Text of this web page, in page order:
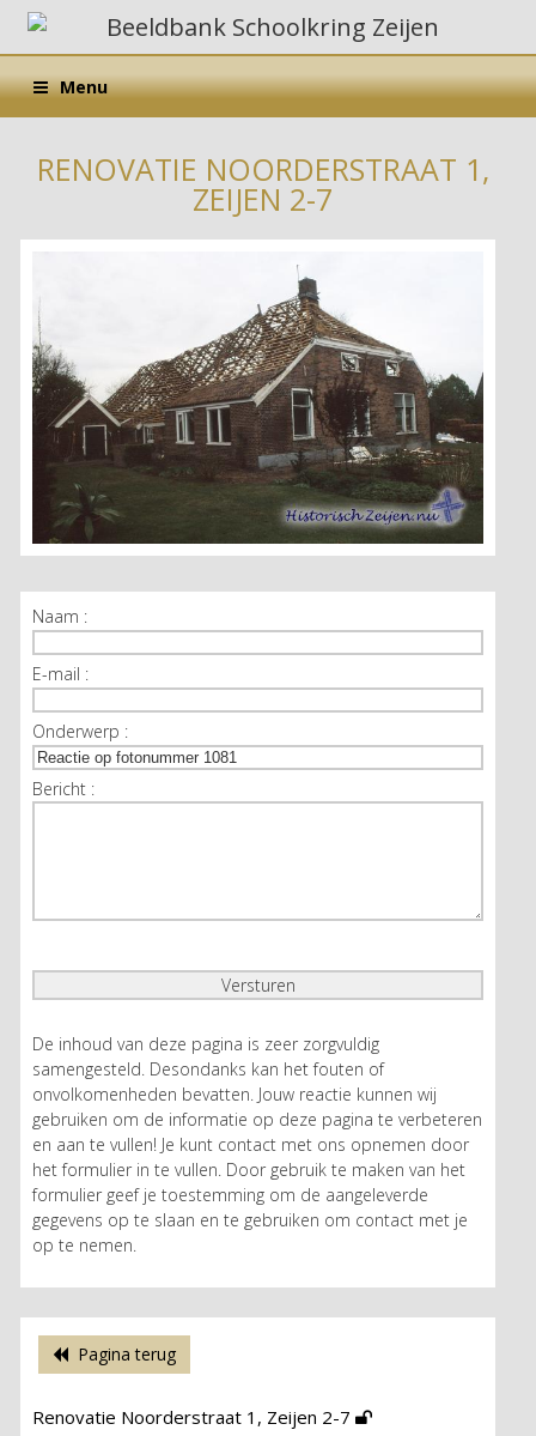
Menu
RENOVATIE NOORDERSTRAAT 1,
ZEIJEN 2-7
Naam :
E-mail :
Onderwerp :
Bericht :
De inhoud van deze pagina is zeer zorgvuldig
samengesteld. Desondanks kan het fouten of
onvolkomenheden bevatten. Jouw reactie kunnen wij
gebruiken om de informatie op deze pagina te verbeteren
en aan te vullen! Je kunt contact met ons opnemen door
het formulier in te vullen. Door gebruik te maken van het
formulier geef je toestemming om de aangeleverde
gegevens op te slaan en te gebruiken om contact met je
op te nemen.
Pagina terug
Renovatie Noorderstraat 1, Zeijen 2-7